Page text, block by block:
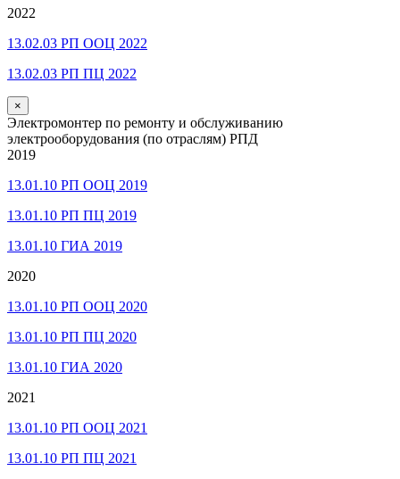
2022
13.02.03 РП ООЦ 2022
13.02.03 РП ПЦ 2022
×
Электромонтер по ремонту и обслуживанию
электрооборудования (по отраслям) РПД
2019
13.01.10 РП ООЦ 2019
13.01.10 РП ПЦ 2019
13.01.10 ГИА 2019
2020
13.01.10 РП ООЦ 2020
13.01.10 РП ПЦ 2020
13.01.10 ГИА 2020
2021
13.01.10 РП ООЦ 2021
13.01.10 РП ПЦ 2021